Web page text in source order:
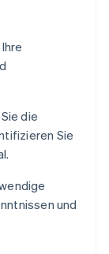
die
Sie
und